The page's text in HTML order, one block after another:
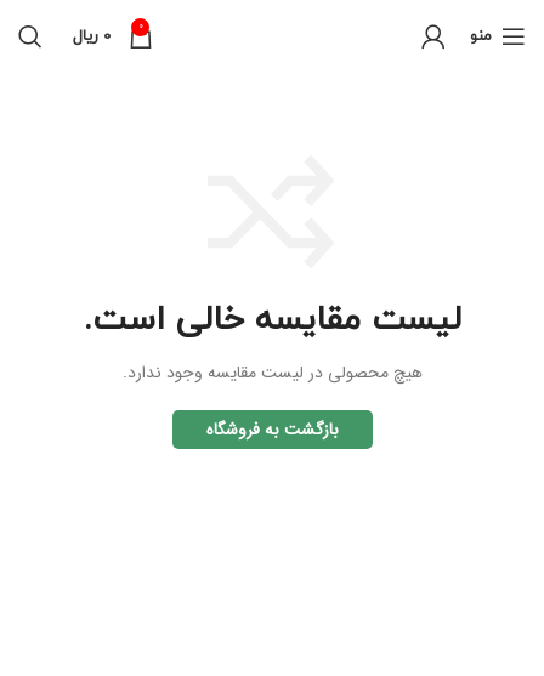
منو 0
0 ریال
لیست مقایسه خالی است.
هیچ محصولی در لیست مقایسه وجود ندارد.
بازگشت به فروشگاه